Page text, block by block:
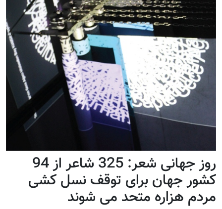
روز جهانی شعر: 325 شاعر از 94
کشور جهان برای توقف نسل کشی
مردم هزاره متحد می شوند